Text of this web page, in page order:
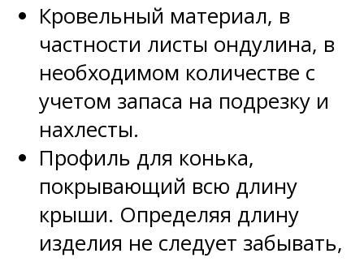
Кровельный материал, в
частности листы ондулина, в
необходимом количестве с
учетом запаса на подрезку и
нахлесты.
Профиль для конька,
покрывающий всю длину
крыши. Определяя длину
изделия не следует забывать,